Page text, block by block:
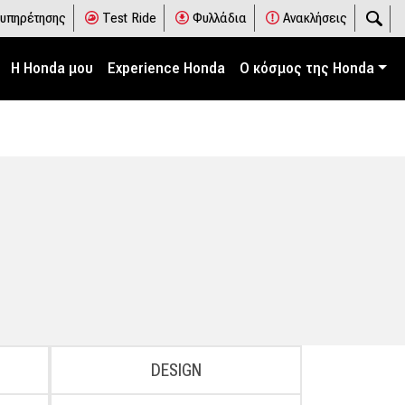
Test Ride Φυλλάδια Ανακλήσεις
Η Honda μου Experience Honda Ο κόσμος της Honda
DESIGN